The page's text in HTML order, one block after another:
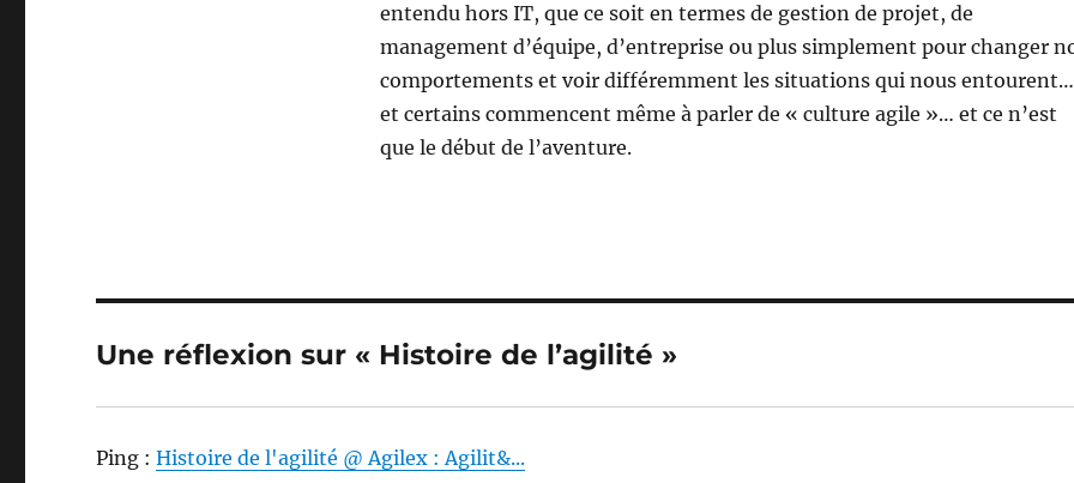
entendu hors IT, que ce soit en termes de gestion de projet, de
management d’équipe, d’entreprise ou plus simplement pour changer
comportements et voir différemment les situations qui nous entourent…
et certains commencent même à parler de « culture agile »… et ce n’est
que le début de l’aventure.
Une réflexion sur « Histoire de l’agilité »
Ping :Histoire de l'agilité @ Agilex : Agilit&...